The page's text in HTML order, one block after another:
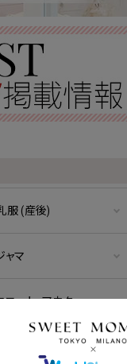
服 (産後)
ャマ
コート・アウター